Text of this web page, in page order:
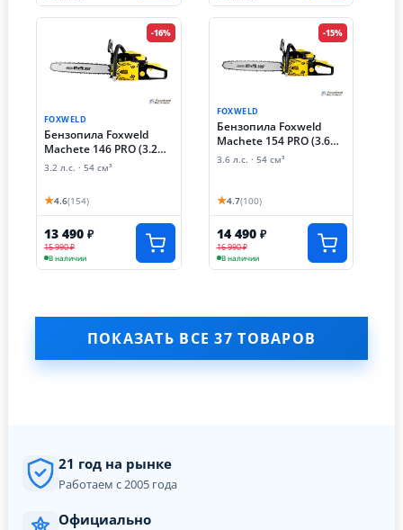
-16%
FOXWELD
Бензопила Foxweld
Machete 146 PRO (3.2
лс)
3.2 л.с. · 54 см³
★4.6(154)
13 490 ₽
15 990 ₽
В наличии
-15%
FOXWELD
Бензопила Foxweld
Machete 154 PRO (3.6
лс)
3.6 л.с. · 54 см³
★4.7(100)
14 490 ₽
16 990 ₽
В наличии
ПОКАЗАТЬ ВСЕ 37 ТОВАРОВ
21 год на рынке
Работаем с 2005 года
Официально